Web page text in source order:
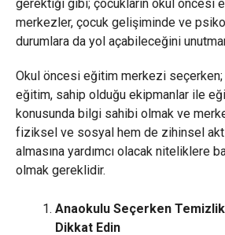
gerektiği gibi; çocukların okul öncesi
merkezler, çocuk gelişiminde ve
durumlara da yol açabileceğini
Okul öncesi eğitim merkezi
eğitim, sahip olduğu ekipmanlar ile
konusunda bilgi sahibi olmak ve
fiziksel ve sosyal hem de zihinsel
almasına yardımcı olacak niteliklere
olmak gereklidir.
Anaokulu Seçerken Temizlik
Dikkat Edin